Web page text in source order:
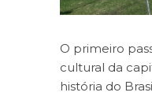
O primeiro
cultural da
história do